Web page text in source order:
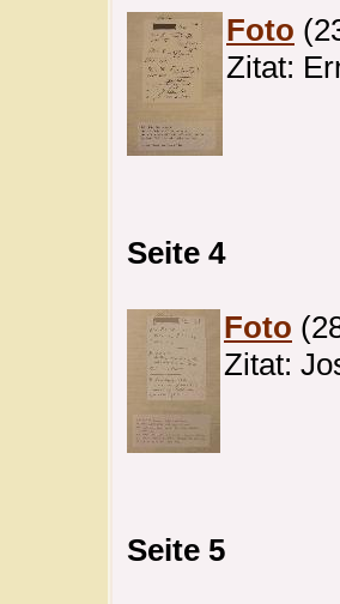
Foto
Zitat:
Seite 4
Foto
Zitat:
Seite 5